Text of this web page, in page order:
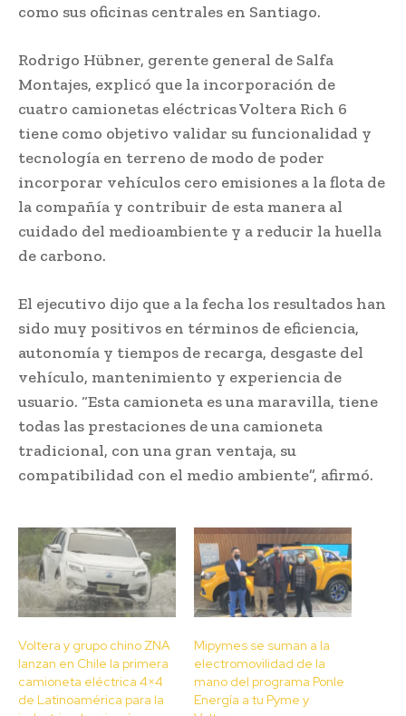
como sus oficinas centrales en Santiago.
Rodrigo Hübner, gerente general de Salfa
Montajes, explicó que la incorporación de
cuatro camionetas eléctricas Voltera Rich 6
tiene como objetivo validar su funcionalidad y
tecnología en terreno de modo de poder
incorporar vehículos cero emisiones a la flota de
la compañía y contribuir de esta manera al
cuidado del medioambiente y a reducir la huella
de carbono.
El ejecutivo dijo que a la fecha los resultados han
sido muy positivos en términos de eficiencia,
autonomía y tiempos de recarga, desgaste del
vehículo, mantenimiento y experiencia de
usuario. “Esta camioneta es una maravilla, tiene
todas las prestaciones de una camioneta
tradicional, con una gran ventaja, su
compatibilidad con el medio ambiente”, afirmó.
Voltera y grupo chino ZNA
lanzan en Chile la primera
camioneta eléctrica 4×4
de Latinoamérica para la
Mipymes se suman a la
electromovilidad de la
mano del programa Ponle
Energía a tu Pyme y